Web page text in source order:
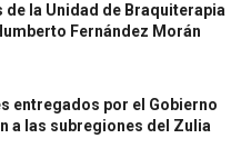
de la Unidad de Braquiterapia
Fernández Morán
entregados por el Gobierno
a las subregiones del Zulia